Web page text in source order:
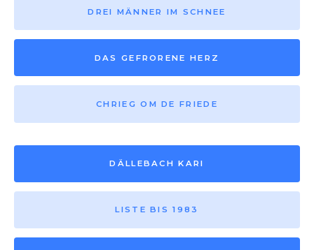
DREI MÄNNER IM SCHNEE
DAS GEFRORENE HERZ
CHRIEG OM DE FRIEDE
DÄLLEBACH KARI
LISTE BIS 1983